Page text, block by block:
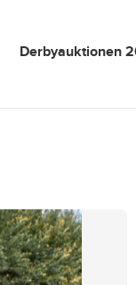
Derbyauktionen